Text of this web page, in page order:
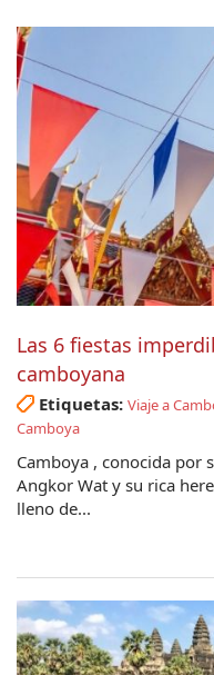
Las 6 fiestas
camboyana
Etiquetas: Viaje a
Camboya
Camboya , conocida por
Angkor Wat y su rica
lleno de...